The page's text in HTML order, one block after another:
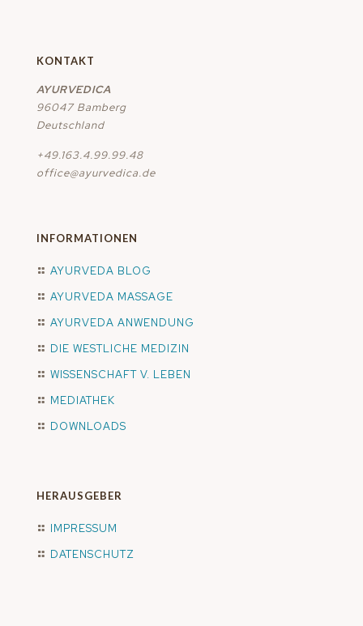
KONTAKT
AYURVEDICA
96047 Bamberg
Deutschland
+49.163.4.99.99.48
office@ayurvedica.de
INFORMATIONEN
AYURVEDA BLOG
AYURVEDA MASSAGE
AYURVEDA ANWENDUNG
DIE WESTLICHE MEDIZIN
WISSENSCHAFT V. LEBEN
MEDIATHEK
DOWNLOADS
HERAUSGEBER
IMPRESSUM
DATENSCHUTZ